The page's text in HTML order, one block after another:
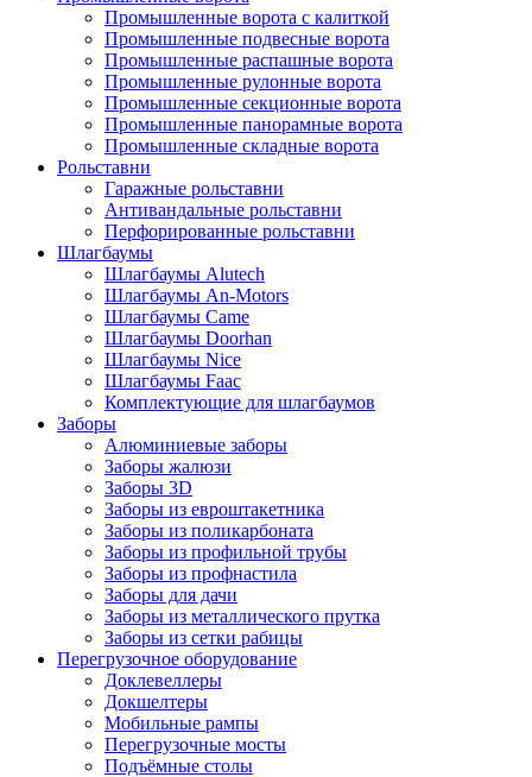
Промышленные ворота с калиткой
Промышленные подвесные ворота
Промышленные распашные ворота
Промышленные рулонные ворота
Промышленные секционные ворота
Промышленные панорамные ворота
Промышленные складные ворота
Рольставни
Гаражные рольставни
Антивандальные рольставни
Перфорированные рольставни
Шлагбаумы
Шлагбаумы Alutech
Шлагбаумы An-Motors
Шлагбаумы Came
Шлагбаумы Doorhan
Шлагбаумы Nice
Шлагбаумы Faac
Комплектующие для шлагбаумов
Заборы
Алюминиевые заборы
Заборы жалюзи
Заборы 3D
Заборы из евроштакетника
Заборы из поликарбоната
Заборы из профильной трубы
Заборы из профнастила
Заборы для дачи
Заборы из металлического прутка
Заборы из сетки рабицы
Перегрузочное оборудование
Доклевеллеры
Докшелтеры
Мобильные рампы
Перегрузочные мосты
Подъёмные столы